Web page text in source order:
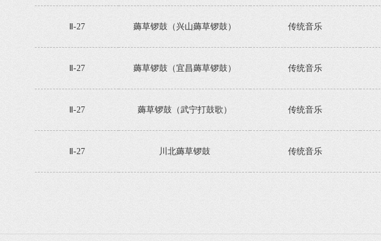
Ⅱ-27 薅草锣鼓（兴山薅草锣鼓） 传统音乐
Ⅱ-27 薅草锣鼓（宜昌薅草锣鼓） 传统音乐
Ⅱ-27 薅草锣鼓（武宁打鼓歌） 传统音乐
Ⅱ-27 川北薅草锣鼓 传统音乐